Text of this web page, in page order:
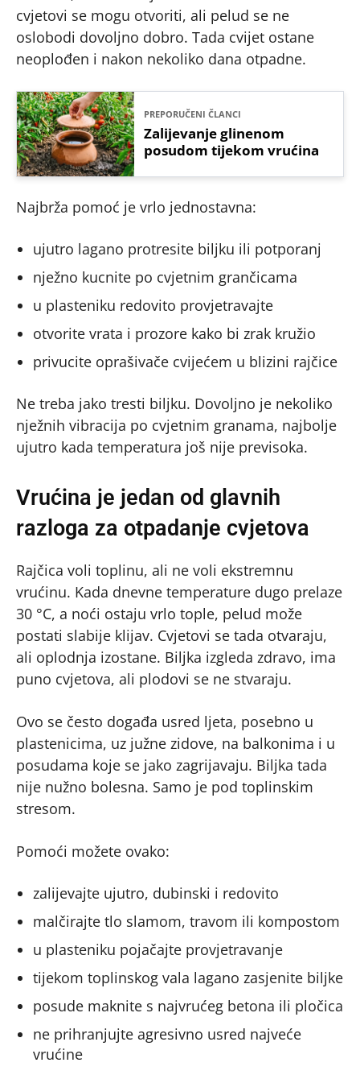
cvjetovi se mogu otvoriti, ali pelud se ne
oslobodi dovoljno dobro. Tada cvijet ostane
neoplođen i nakon nekoliko dana otpadne.
PREPORUČENI ČLANCI
Zalijevanje glinenom
posudom tijekom vrućina
Najbrža pomoć je vrlo jednostavna:
ujutro lagano protresite biljku ili potporanj
nježno kucnite po cvjetnim grančicama
u plasteniku redovito provjetravajte
otvorite vrata i prozore kako bi zrak kružio
privucite oprašivače cvijećem u blizini rajčice
Ne treba jako tresti biljku. Dovoljno je nekoliko
nježnih vibracija po cvjetnim granama, najbolje
ujutro kada temperatura još nije previsoka.
Vrućina je jedan od glavnih
razloga za otpadanje cvjetova
Rajčica voli toplinu, ali ne voli ekstremnu
vrućinu. Kada dnevne temperature dugo prelaze
30 °C, a noći ostaju vrlo tople, pelud može
postati slabije klijav. Cvjetovi se tada otvaraju,
ali oplodnja izostane. Biljka izgleda zdravo, ima
puno cvjetova, ali plodovi se ne stvaraju.
Ovo se često događa usred ljeta, posebno u
plastenicima, uz južne zidove, na balkonima i u
posudama koje se jako zagrijavaju. Biljka tada
nije nužno bolesna. Samo je pod toplinskim
stresom.
Pomoći možete ovako:
zalijevajte ujutro, dubinski i redovito
malčirajte tlo slamom, travom ili kompostom
u plasteniku pojačajte provjetravanje
tijekom toplinskog vala lagano zasjenite biljke
posude maknite s najvrućeg betona ili pločica
ne prihranjujte agresivno usred najveće
vrućine